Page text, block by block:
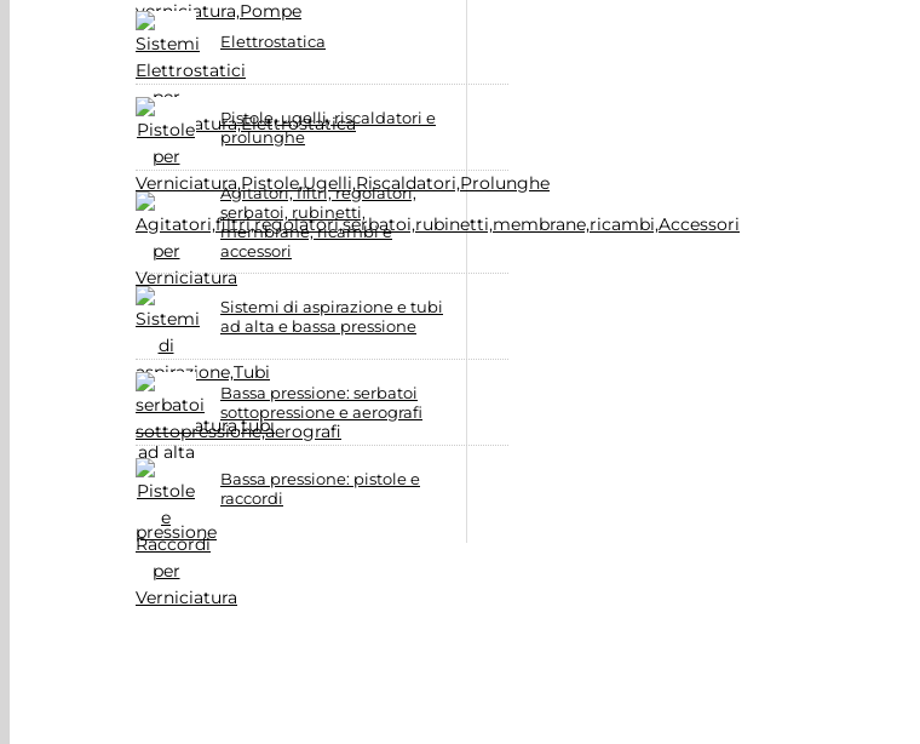
Elettrostatica
Pistole, ugelli, riscaldatori e
prolunghe
Agitatori, filtri, regolatori,
serbatoi, rubinetti,
membrane, ricambi e
accessori
Sistemi di aspirazione e tubi
ad alta e bassa pressione
Bassa pressione: serbatoi
sottopressione e aerografi
Bassa pressione: pistole e
raccordi